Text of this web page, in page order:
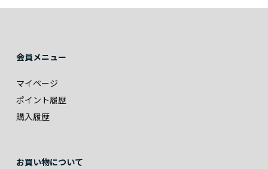
会員メニュー
マイページ
ポイント履歴
購入履歴
お買い物について